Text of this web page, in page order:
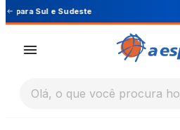
Cupom
Olá, o que você procura